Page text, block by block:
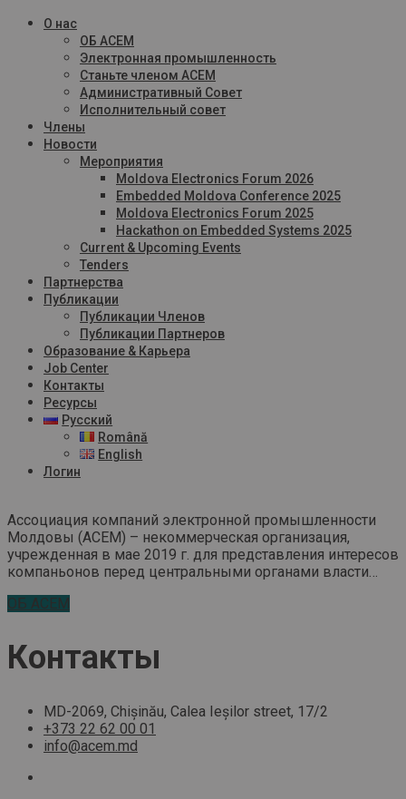
О нас
ОБ ACEM
Электронная промышленность
Станьте членом ACEM
Административный Совет
Исполнительный совет
Члены
Новости
Мероприятия
Moldova Electronics Forum 2026
Embedded Moldova Conference 2025
Moldova Electronics Forum 2025
Hackathon on Embedded Systems 2025
Current & Upcoming Events
Tenders
Партнерства
Публикации
Публикации Членов
Публикации Партнеров
Образование & Карьера
Job Center
Контакты
Ресурсы
Русский
Română
English
Логин
Ассоциация компаний электронной промышленности
Молдовы (ACEM) – некоммерческая организация,
учрежденная в мае 2019 г. для представления интересов
компаньонов перед центральными органами власти…
ОБ ACEM
Контакты
MD-2069, Chișinău, Calea Ieșilor street, 17/2
+373 22 62 00 01
info@acem.md